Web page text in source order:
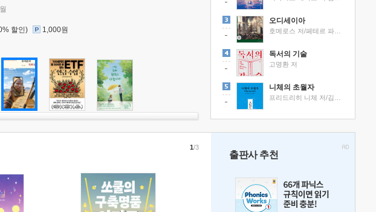
할인) 1,000원
오디세이아
독서의 기술
고명환 저
니체의 초월자
1/3
출판사 추천